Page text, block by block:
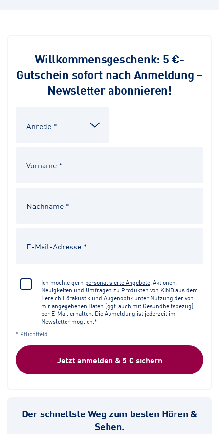
Willkommensgeschenk: 5 €-
Gutschein sofort nach Anmeldung –
Newsletter abonnieren!
Ich möchte gern personalisierte Angebote, Aktionen,
Neuigkeiten und Umfragen zu Produkten von KIND aus dem
Bereich Hörakustik und Augenoptik unter Nutzung der von
mir angegebenen Daten (ggf. auch mit Gesundheitsbezug)
per E-Mail erhalten. Die Abmeldung ist jederzeit im
Newsletter möglich.*
* Pflichtfeld
Jetzt anmelden & 5 € sichern
Der schnellste Weg zum besten Hören &
Sehen.